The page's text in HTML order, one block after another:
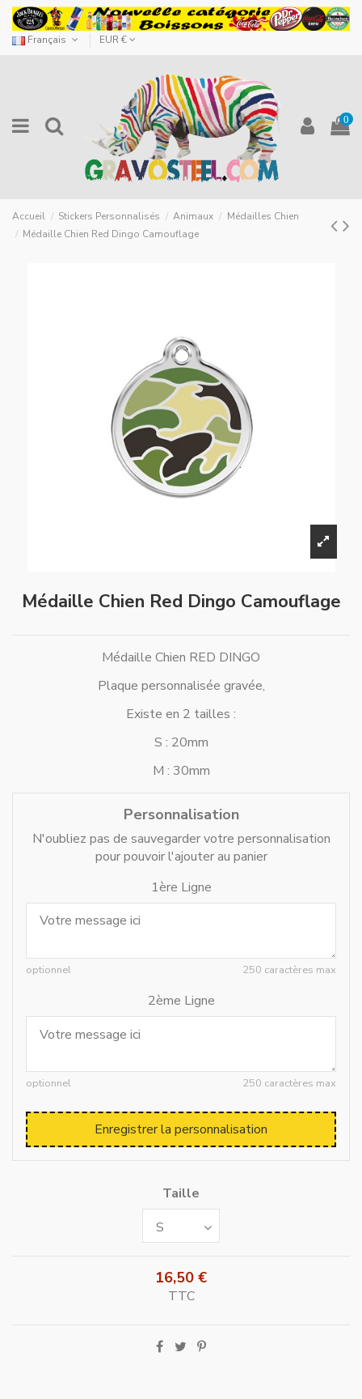
Français EUR €
0
Accueil Stickers Personnalisés Animaux
Médailles Chien
Médaille Chien Red Dingo Camouflage
Médaille Chien Red Dingo Camouflage
Médaille Chien RED DINGO
Plaque personnalisée gravée,
Existe en 2 tailles :
S : 20mm
M : 30mm
Personnalisation
N'oubliez pas de sauvegarder votre personnalisation
pour pouvoir l'ajouter au panier
1ère Ligne
optionnel 250 caractères max
2ème Ligne
optionnel 250 caractères max
Enregistrer la personnalisation
Taille
16,50 €
TTC